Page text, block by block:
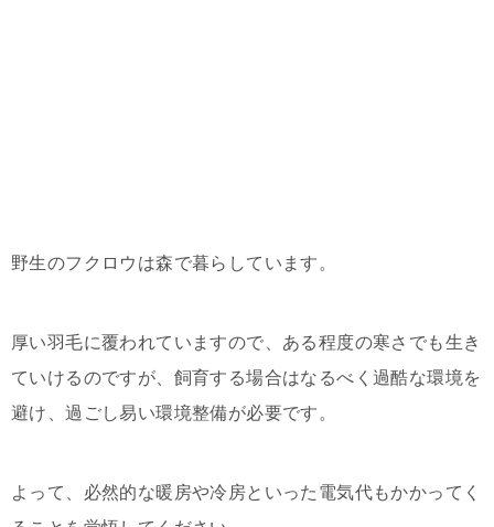
野生のフクロウは森で暮らしています。
厚い羽毛に覆われていますので、ある程度の寒さでも生き
ていけるのですが、飼育する場合はなるべく過酷な環境を
避け、過ごし易い環境整備が必要です。
よって、必然的な暖房や冷房といった電気代もかかってく